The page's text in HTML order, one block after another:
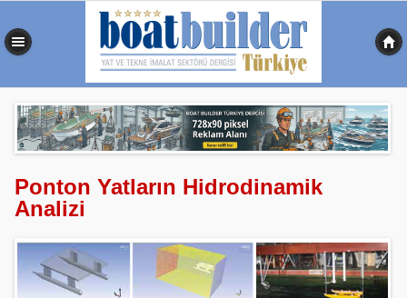
Ponton Yatların Hidrodinamik
Analizi
0,352 sn